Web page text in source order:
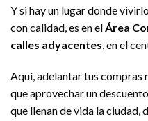
Y si hay un lugar donde
con calidad, es en el Área
calles adyacentes , en el
Aquí, adelantar tus compras
que aprovechar un
que llenan de vida la ciudad,